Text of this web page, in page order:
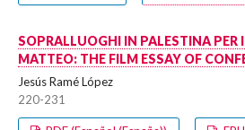
SOPRALLUOGHI IN PALESTINA PER
MATTEO: THE FILM ESSAY OF
Jesús Ramé López
220-231